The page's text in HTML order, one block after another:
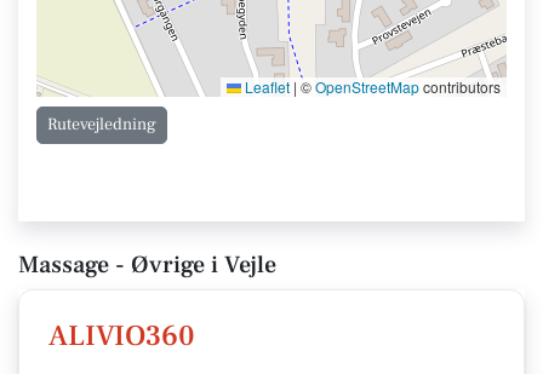
Leaflet | ©OpenStreetMapcontributors
Rutevejledning
Massage - Øvrige i Vejle
ALIVIO360